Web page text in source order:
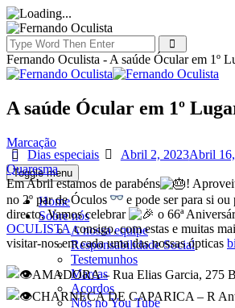
Fernando Oculista - A saúde Ócular em 1º
A saúde Ócular em 1º
Marcação
Toggle menu
Home
Sobre nós
A nossa equipe
Responsabilidade Social
Testemunhos
Marcas
Acordos
Nós no You Tube
Categories
Dias especiais
Posted
Abril 2, 2023Abril
Quaresma
Em Abril estamos de parabéns
!
no 2º par de Óculos
e pode ser para si
directo, Vamos celebrar
o 66ª
OCULISTA consigo, com estas e muitas
visitar-nos em cada uma das nossas ópticas
AMADORA – Rua Elias Garcia, 275 B
CHARNECA DE CAPARICA – R